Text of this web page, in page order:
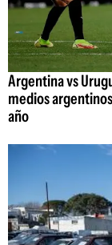
Argentina vs
medios
año